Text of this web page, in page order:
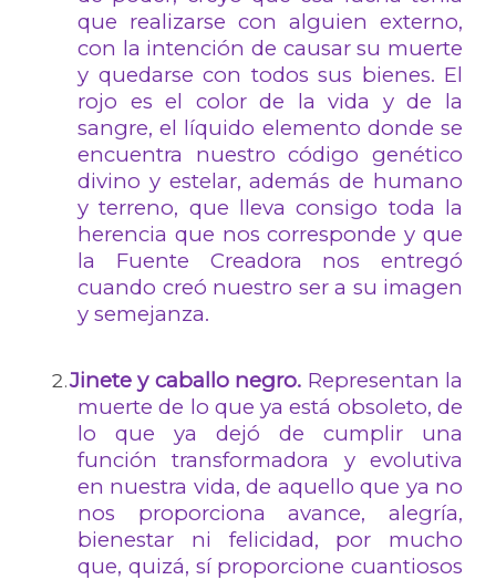
que realizarse con alguien externo,
con la intención de causar su muerte
y quedarse con todos sus bienes. El
rojo es el color de la vida y de la
sangre, el líquido elemento donde se
encuentra nuestro código genético
divino y estelar, además de humano
y terreno, que lleva consigo toda la
herencia que nos corresponde y que
la Fuente Creadora nos entregó
cuando creó nuestro ser a su imagen
y semejanza.
Jinete y caballo negro. Representan la
muerte de lo que ya está obsoleto, de
lo que ya dejó de cumplir una
función transformadora y evolutiva
en nuestra vida, de aquello que ya no
nos proporciona avance, alegría,
bienestar ni felicidad, por mucho
que, quizá, sí proporcione cuantiosos